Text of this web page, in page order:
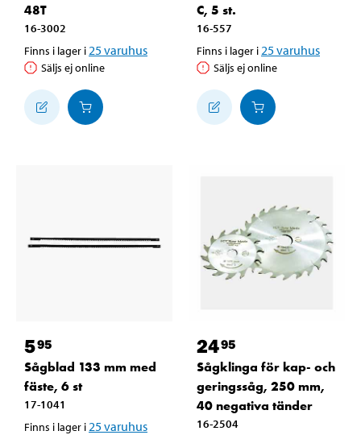
48T
16-3002
Finns i lager i 25varuhus
Säljs ej online
C, 5 st.
16-557
Finns i lager i 25varuhus
Säljs ej online
595
Sågblad 133 mm med
fäste, 6 st
17-1041
Finns i lager i 25varuhus
2495
Sågklinga för kap- och
geringssåg, 250 mm,
40 negativa tänder
16-2504